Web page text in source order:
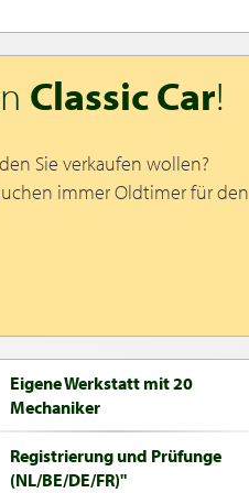
Classic Car!
Sie verkaufen wollen?
immer Oldtimer für den
Eigene Werkstatt mit 20
Mechaniker
Registrierung und Prüfunge
(NL/BE/DE/FR)"